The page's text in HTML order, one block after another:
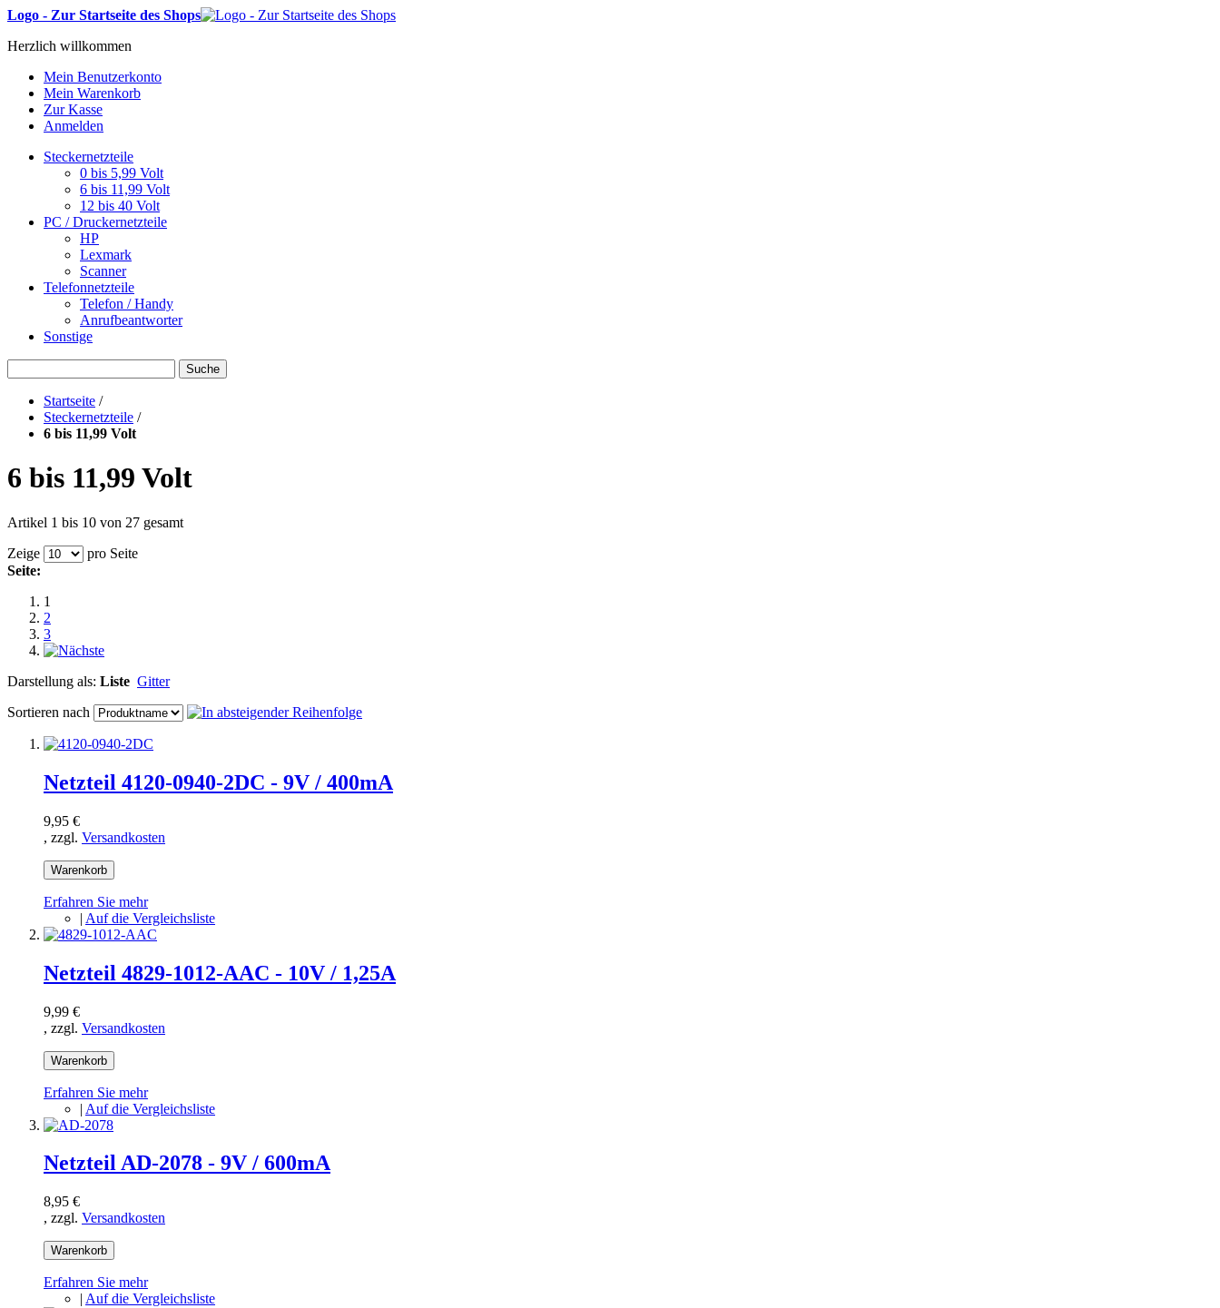
Logo - Zur Startseite des Shops
Herzlich willkommen
Mein Benutzerkonto
Mein Warenkorb
Zur Kasse
Anmelden
Steckernetzteile
0 bis 5,99 Volt
6 bis 11,99 Volt
12 bis 40 Volt
PC / Druckernetzteile
HP
Lexmark
Scanner
Telefonnetzteile
Telefon / Handy
Anrufbeantworter
Sonstige
Suche
Startseite /
Steckernetzteile /
6 bis 11,99 Volt
6 bis 11,99 Volt
Artikel 1 bis 10 von 27 gesamt
Zeige
pro Seite
Seite:
1
2
3
Darstellung als: Liste Gitter
Sortieren nach
Netzteil 4120-0940-2DC - 9V / 400mA
9,95 €
, zzgl. Versandkosten
Warenkorb
Erfahren Sie mehr
| Auf die Vergleichsliste
Netzteil 4829-1012-AAC - 10V / 1,25A
9,99 €
, zzgl. Versandkosten
Warenkorb
Erfahren Sie mehr
| Auf die Vergleichsliste
Netzteil AD-2078 - 9V / 600mA
8,95 €
, zzgl. Versandkosten
Warenkorb
Erfahren Sie mehr
| Auf die Vergleichsliste